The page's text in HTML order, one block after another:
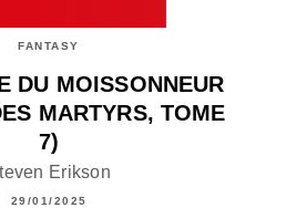
FANTASY
DU MOISSONNEUR
MARTYRS, TOME
7)
Erikson
29/01/2025